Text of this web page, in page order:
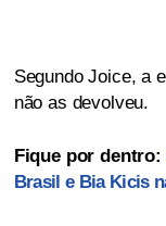
Segundo Joice, a
não as devolveu.
Fique por dentro:
Brasil e Bia Kicis